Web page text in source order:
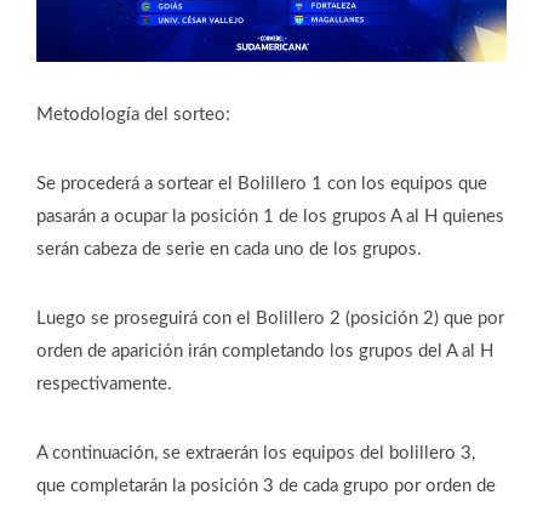
Metodología del sorteo:
Se procederá a sortear el Bolillero 1 con los equipos que
pasarán a ocupar la posición 1 de los grupos A al H quienes
serán cabeza de serie en cada uno de los grupos.
Luego se proseguirá con el Bolillero 2 (posición 2) que por
orden de aparición irán completando los grupos del A al H
respectivamente.
A continuación, se extraerán los equipos del bolillero 3,
que completarán la posición 3 de cada grupo por orden de